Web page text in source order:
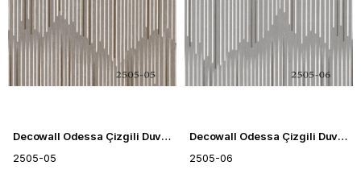
Decowall Odessa Çizgili Duvar Kağıdı 2505-05
2505-05
Decowall Odessa Çizgili Duvar Kağıdı 2505-06
2505-06